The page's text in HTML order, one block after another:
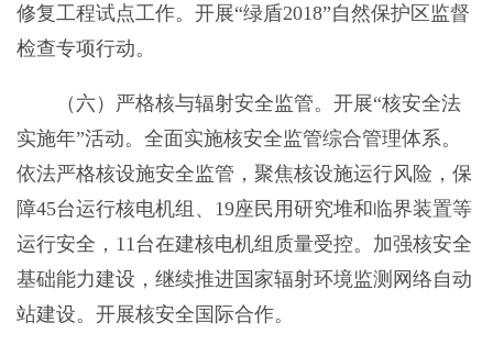
修复工程试点工作。开展“绿盾2018”自然保护区监督
检查专项行动。
（六）严格核与辐射安全监管。开展“核安全法
实施年”活动。全面实施核安全监管综合管理体系。
依法严格核设施安全监管，聚焦核设施运行风险，保
障45台运行核电机组、19座民用研究堆和临界装置等
运行安全，11台在建核电机组质量受控。加强核安全
基础能力建设，继续推进国家辐射环境监测网络自动
站建设。开展核安全国际合作。